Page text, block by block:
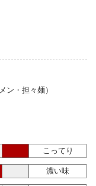
ン・担々麺）
こってり
濃い味